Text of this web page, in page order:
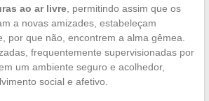
ao ar livre, permitindo assim que os
a novas amizades, estabeleçam
por que não, encontrem a alma gêmea.
frequentemente supervisionadas por
um ambiente seguro e acolhedor,
social e afetivo.